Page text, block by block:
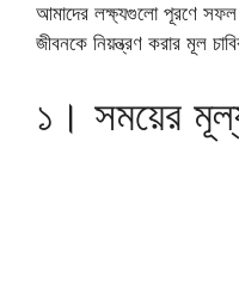
আমাদের লক্ষ্যগুলো পূরণে সফল
জীবনকে নিয়ন্ত্রণ করার মূল
১। সময়ের